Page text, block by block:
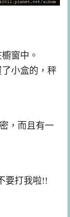
窗中。
小盒的，秤
，而且有一
要打我啦!!